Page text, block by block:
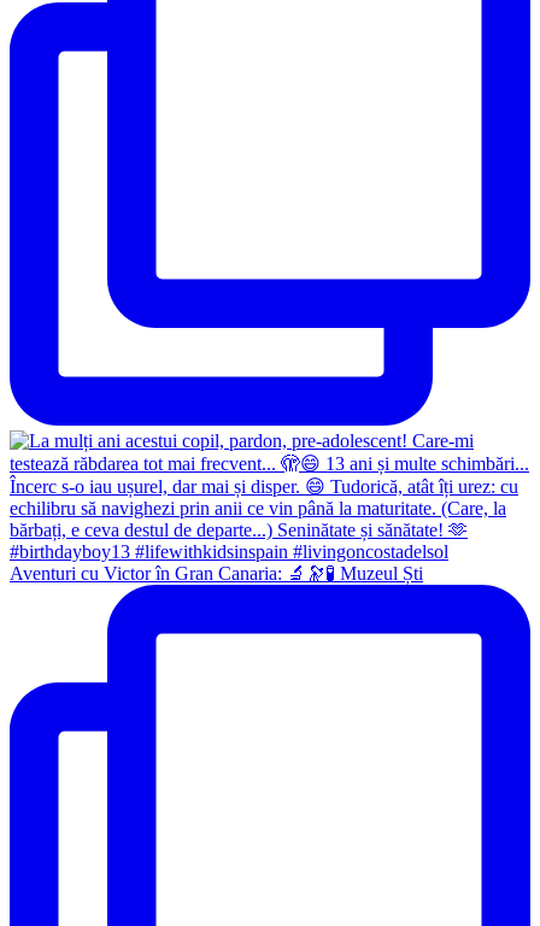
Aventuri cu Victor în Gran Canaria: 🔬🔭🧪 Muzeul Ști